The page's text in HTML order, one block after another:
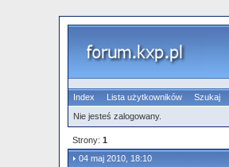
Index Lista użytkowników Szukaj
Nie jesteś zalogowany.
Strony:1
04 maj 2010, 18:10